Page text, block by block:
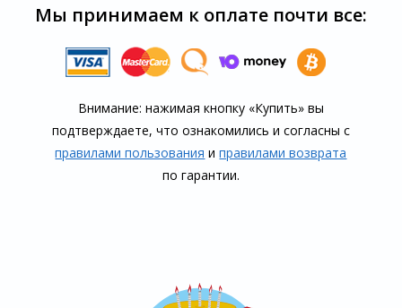
Мы принимаем к оплате почти все:
Внимание: нажимая кнопку «Купить» вы
подтверждаете, что озна­комились и согласны с
правилами пользования иправилами воз­врата
по гарантии.